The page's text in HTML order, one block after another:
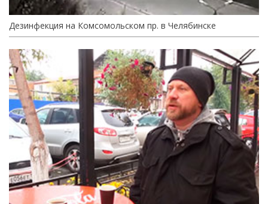
Дезинфекция на Комсомольском пр. в Челябинске